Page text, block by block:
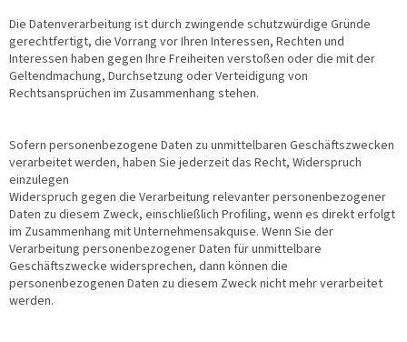
Die Datenverarbeitung ist durch zwingende schutzwürdige Gründe
gerechtfertigt, die Vorrang vor Ihren Interessen, Rechten und
Interessen haben gegen Ihre Freiheiten verstoßen oder die mit der
Geltendmachung, Durchsetzung oder Verteidigung von
Rechtsansprüchen im Zusammenhang stehen.
Sofern personenbezogene Daten zu unmittelbaren Geschäftszwecken
verarbeitet werden, haben Sie jederzeit das Recht, Widerspruch
einzulegen
Widerspruch gegen die Verarbeitung relevanter personenbezogener
Daten zu diesem Zweck, einschließlich Profiling, wenn es direkt erfolgt
im Zusammenhang mit Unternehmensakquise. Wenn Sie der
Verarbeitung personenbezogener Daten für unmittelbare
Geschäftszwecke widersprechen, dann können die
personenbezogenen Daten zu diesem Zweck nicht mehr verarbeitet
werden.